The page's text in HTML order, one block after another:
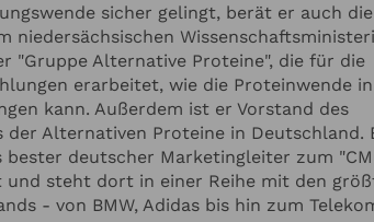
sicher gelingt, berät er auch
niedersächsischen
"Gruppe Alternative Proteine", die für die
erarbeitet, wie die Proteinwende in
kann. Außerdem ist er Vorstand des
der Alternativen Proteine in Deutschland.
bester deutscher Marketingleiter zum
und steht dort in einer Reihe mit den
- von BMW, Adidas bis hin zum
zu, dass meine Angaben zur
Neuigkeiten informiert werden
dazu finden Sie in unserer